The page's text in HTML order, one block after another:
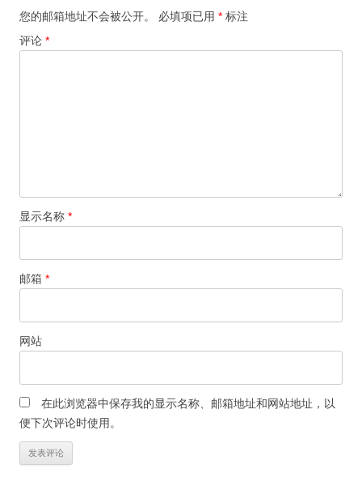
您的邮箱地址不会被公开。 必填项已用 * 标注
评论 *
显示名称 *
邮箱 *
网站
在此浏览器中保存我的显示名称、邮箱地址和网站地址，以
便下次评论时使用。